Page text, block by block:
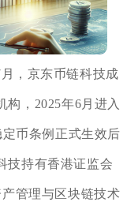
，京东币链科技成
构，2025年6月进入
币条例正式生效后
技持有香港证监会
管理与区块链技术